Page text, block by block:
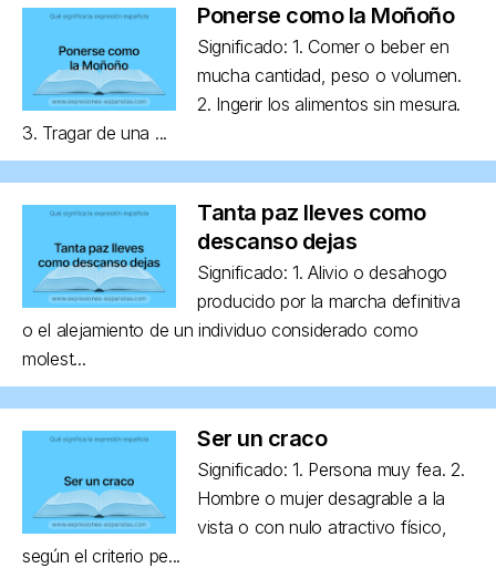
Ponerse como la Moñoño
Significado: 1. Comer o beber en
mucha cantidad, peso o volumen.
2. Ingerir los alimentos sin mesura.
3. Tragar de una ...
Tanta paz lleves como
descanso dejas
Significado: 1. Alivio o desahogo
producido por la marcha definitiva
o el alejamiento de un individuo considerado como
molest...
Ser un craco
Significado: 1. Persona muy fea. 2.
Hombre o mujer desagrable a la
vista o con nulo atractivo físico,
según el criterio pe...